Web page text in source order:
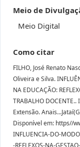
Meio de
Meio Digital
Como citar
FILHO, José Renato
Oliveira e Silva.
NA EDUCAÇÃO:
TRABALHO
Extensão.
Disponível em: https//
INFLUENCIA-DO-
-REFLEXOS-NA-